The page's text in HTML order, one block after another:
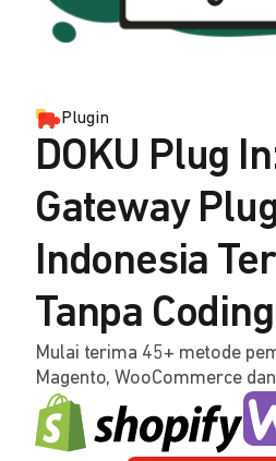
Plugin
DOKU Plug
Gateway
Indonesia
Tanpa Coding
Mulai terima 45+ metode
Magento, WooCommerce